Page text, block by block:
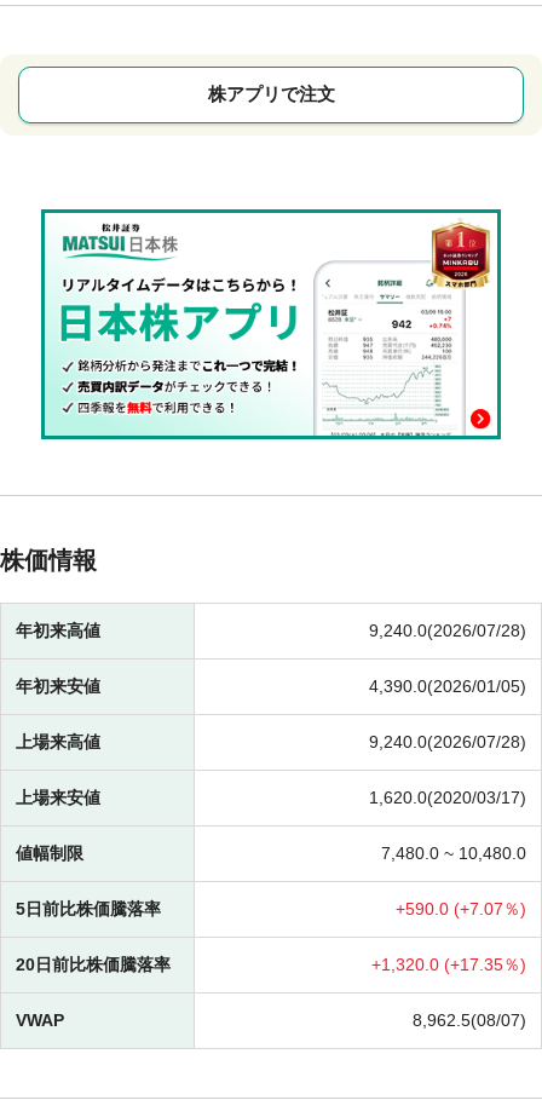
株アプリで注文
株価情報
年初来高値 9,240.0(2026/07/28)
年初来安値 4,390.0(2026/01/05)
上場来高値 9,240.0(2026/07/28)
上場来安値 1,620.0(2020/03/17)
値幅制限 7,480.0 ~ 10,480.0
5日前比株価騰落率 +590.0 (+7.07％)
20日前比株価騰落率 +1,320.0 (+17.35％)
VWAP 8,962.5(08/07)